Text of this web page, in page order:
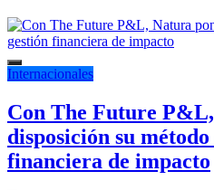
Internacionales
Con The Future
disposición su
financiera de impacto